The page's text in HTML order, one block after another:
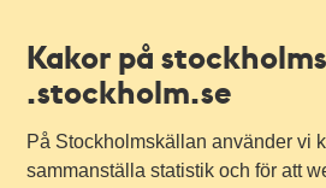
Kakor på
.stockholm.se
På Stockholmskällan använder vi
sammanställa statistik och för att